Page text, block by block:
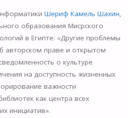
Шериф Камель Шахин,
образования Мисрского
в Египте: «Другие проблемы
авторском праве и открытом
о культуре
на доступность жизненных
важности
как центра всех
инициатив».